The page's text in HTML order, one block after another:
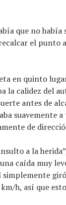
que no
el punto
en quinto
la calidez del
antes de
suavemente
de
a la
caída muy
simplemente
h, así que